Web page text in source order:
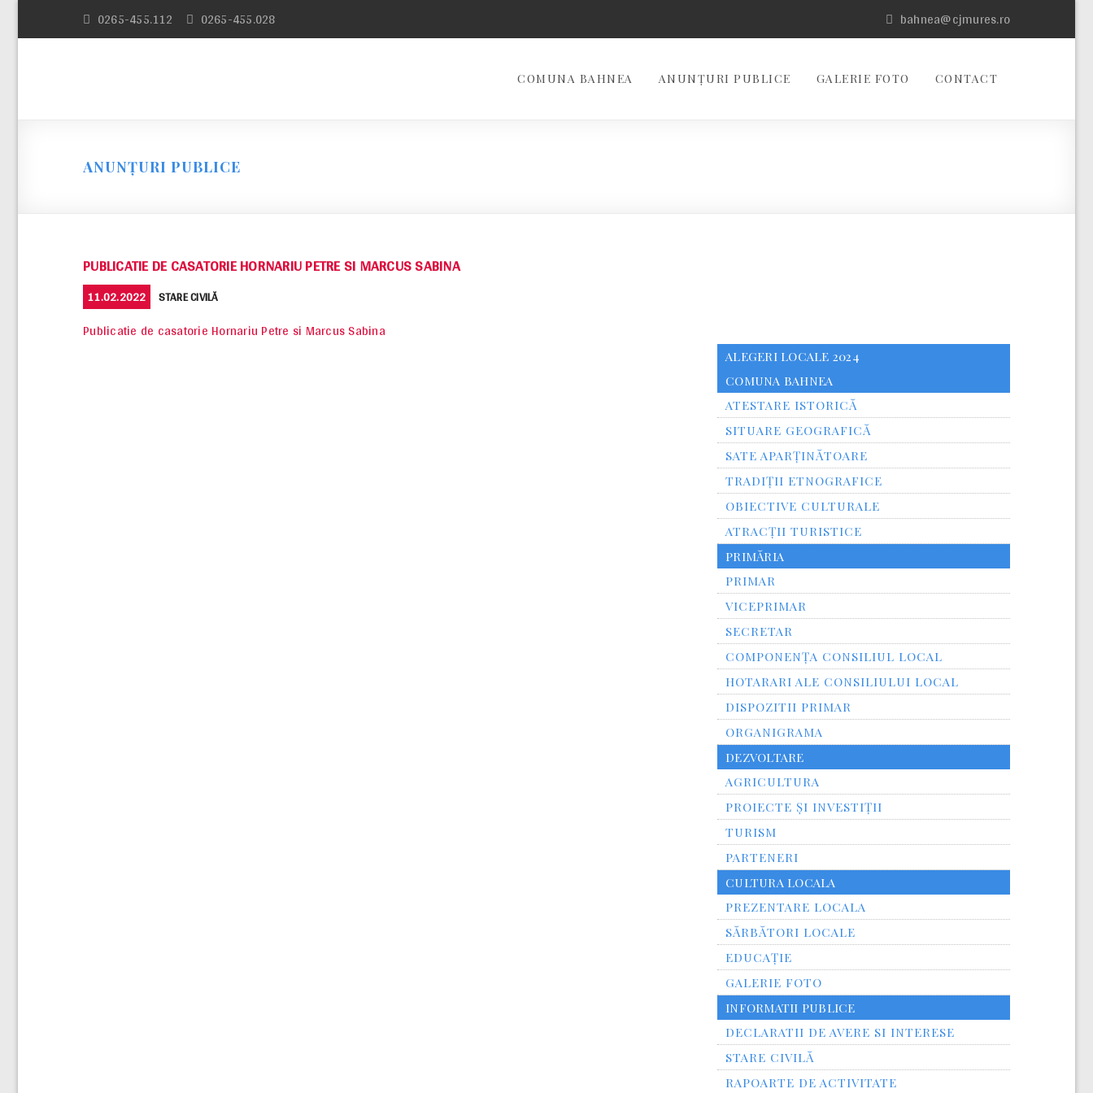
0265-455.112 0265-455.028 bahnea@cjmures.ro
COMUNA BAHNEA ANUNȚURI PUBLICE GALERIE FOTO CONTACT
ANUNȚURI PUBLICE
PUBLICATIE DE CASATORIE HORNARIU PETRE SI MARCUS SABINA
POSTED
ON
11.02.2022 CATEGORIES
STARE CIVILĂ
Publicatie de casatorie Hornariu Petre si Marcus Sabina
ALEGERI LOCALE 2024
COMUNA BAHNEA
ATESTARE ISTORICĂ
SITUARE GEOGRAFICĂ
SATE APARȚINĂTOARE
TRADIȚII ETNOGRAFICE
OBIECTIVE CULTURALE
ATRACȚII TURISTICE
PRIMĂRIA
PRIMAR
VICEPRIMAR
SECRETAR
COMPONENȚA CONSILIUL LOCAL
HOTARARI ALE CONSILIULUI LOCAL
DISPOZITII PRIMAR
ORGANIGRAMA
DEZVOLTARE
AGRICULTURA
PROIECTE ȘI INVESTIȚII
TURISM
PARTENERI
CULTURA LOCALA
PREZENTARE LOCALA
SĂRBĂTORI LOCALE
EDUCAȚIE
GALERIE FOTO
INFORMATII PUBLICE
DECLARATII DE AVERE SI INTERESE
STARE CIVILĂ
RAPOARTE DE ACTIVITATE